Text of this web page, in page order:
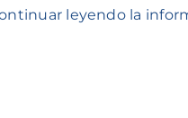
leyendo la